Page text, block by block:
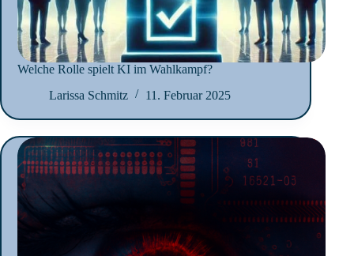
Welche Rolle spielt KI im Wahlkampf?
Larissa Schmitz
11. Februar 2025